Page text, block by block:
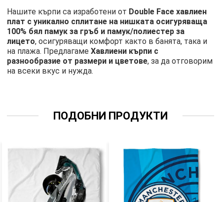
Нашите кърпи са изработени от Double Face хавлиен
плат с уникално сплитане на нишката осигуряваща
100% бял памук за гръб и памук/полиестер за
лицето, осигуряващи комфорт както в банята, така и
на плажа. ПредлагамеХавлиени кърпи с
разнообразие от размери и цветове, за да отговорим
на всеки вкус и нужда.
ПОДОБНИ ПРОДУКТИ